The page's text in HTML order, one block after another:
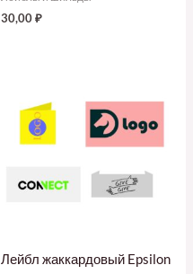
30,00₽
Лейбл жаккардовый Epsilon